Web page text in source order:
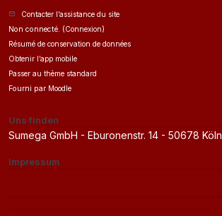
Contacter l’assistance du site
Non connecté. (Connexion)
Résumé de conservation de données
Obtenir l’app mobile
Passer au thème standard
Fourni par Moodle
Uns finden
Sumega GmbH - Eburonenstr. 14 - 50678 Köln
Impressum